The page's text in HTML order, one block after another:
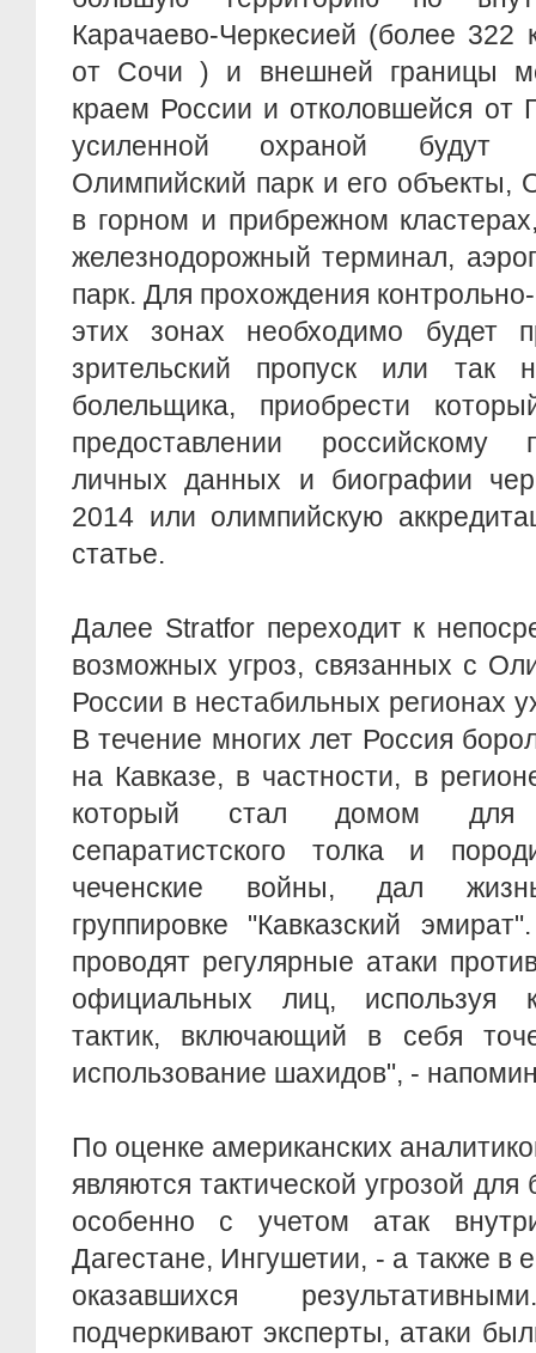
Карачаево-Черкесией (более 322
от Сочи ) и внешней границы
краем России и отколовшейся от
усиленной охраной будут
Олимпийский парк и его объекты,
в горном и прибрежном
железнодорожный терминал,
парк. Для прохождения
этих зонах необходимо будет
зрительский пропуск или так
болельщика, приобрести
предоставлении российскому
личных данных и биографии
2014 или олимпийскую
статье.
Далее Stratfor переходит к
возможных угроз, связанных с
России в нестабильных регионах
В течение многих лет Россия
на Кавказе, в частности, в
который стал домом для
сепаратистского толка и
чеченские войны, дал жизнь
группировке "Кавказский
проводят регулярные атаки
официальных лиц, используя
тактик, включающий в себя
использование шахидов", -
По оценке американских
являются тактической угрозой
особенно с учетом атак
Дагестане, Ингушетии, - а также в
оказавшихся
подчеркивают эксперты, атаки